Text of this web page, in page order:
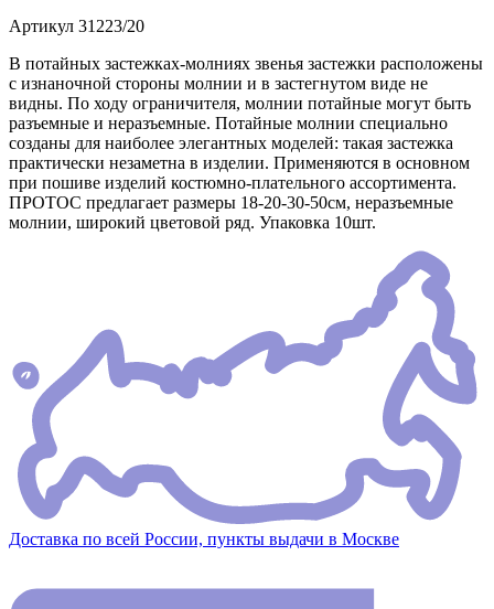
Артикул 31223/20
В потайных застежках-молниях звенья застежки расположены
с изнаночной стороны молнии и в застегнутом виде не
видны. По ходу ограничителя, молнии потайные могут быть
разъемные и неразъемные. Потайные молнии специально
созданы для наиболее элегантных моделей: такая застежка
практически незаметна в изделии. Применяются в основном
при пошиве изделий костюмно-плательного ассортимента.
ПРОТОС предлагает размеры 18-20-30-50см, неразъемные
молнии, широкий цветовой ряд. Упаковка 10шт.
Доставка по всей России, пункты выдачи в Москве